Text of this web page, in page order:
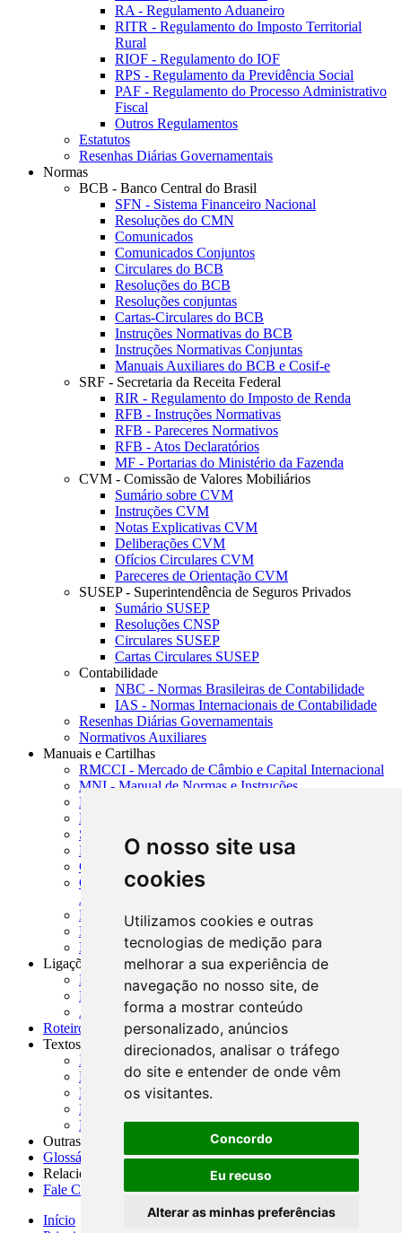
O nosso site usa
cookies
Utilizamos cookies e outras
tecnologias de medição para
melhorar a sua experiência de
navegação no nosso site, de
forma a mostrar conteúdo
personalizado, anúncios
direcionados, analisar o tráfego
do site e entender de onde vêm
os visitantes.
Concordo
Eu recuso
Alterar as minhas preferências
RA - Regulamento Aduaneiro
RITR - Regulamento do Imposto Territorial
Rural
RIOF - Regulamento do IOF
RPS - Regulamento da Previdência Social
PAF - Regulamento do Processo Administrativo
Fiscal
Outros Regulamentos
Estatutos
Resenhas Diárias Governamentais
Normas
BCB - Banco Central do Brasil
SFN - Sistema Financeiro Nacional
Resoluções do CMN
Comunicados
Comunicados Conjuntos
Circulares do BCB
Resoluções do BCB
Resoluções conjuntas
Cartas-Circulares do BCB
Instruções Normativas do BCB
Instruções Normativas Conjuntas
Manuais Auxiliares do BCB e Cosif-e
SRF - Secretaria da Receita Federal
RIR - Regulamento do Imposto de Renda
RFB - Instruções Normativas
RFB - Pareceres Normativos
RFB - Atos Declaratórios
MF - Portarias do Ministério da Fazenda
CVM - Comissão de Valores Mobiliários
Sumário sobre CVM
Instruções CVM
Notas Explicativas CVM
Deliberações CVM
Ofícios Circulares CVM
Pareceres de Orientação CVM
SUSEP - Superintendência de Seguros Privados
Sumário SUSEP
Resoluções CNSP
Circulares SUSEP
Cartas Circulares SUSEP
Contabilidade
NBC - Normas Brasileiras de Contabilidade
IAS - Normas Internacionais de Contabilidade
Resenhas Diárias Governamentais
Normativos Auxiliares
Manuais e Cartilhas
RMCCI - Mercado de Câmbio e Capital Internacional
MNI - Manual de Normas e Instruções
MTVM - Manual de Títulos e Valores Mobiliários
MCR - Manual de Crédito Rural
SISORF - Manual de Organização do SFN
MASUP - Manual de Supervisão Bancária
CADOC - Catálogo de Documentos
CNAE-CONCLA - Classificação Nacional de
Atividades Econômicas
PMF - Cartilhas do BCB
Manuais Auxiliares do BCB e Cosif-e
Resenhas Diárias Governamentais
Ligações Externas
Links Úteis
Presidência da República
Agências Nacionais Reguladoras
Roteiros para Estudos
Textos
Índice de Textos
Editorial
Monografias
Na Imprensa
Fórum de Discussão
Outras ferramentas
Glossário
Relacionamento
Fale Conosco
Início